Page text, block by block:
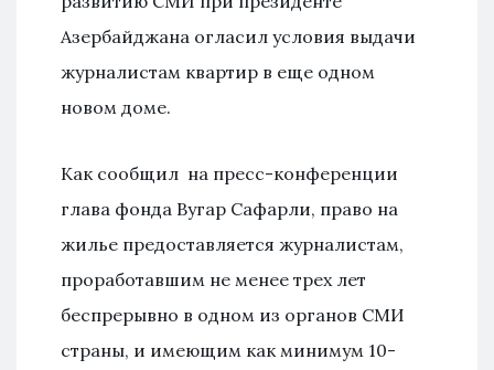
Азербайджана огласил условия выдачи
журналистам квартир в еще одном
новом доме.
Как сообщил на пресс-конференции
глава фонда Вугар Сафарли, право на
жилье предоставляется журналистам,
проработавшим не менее трех лет
беспрерывно в одном из органов СМИ
страны, и имеющим как минимум 10-